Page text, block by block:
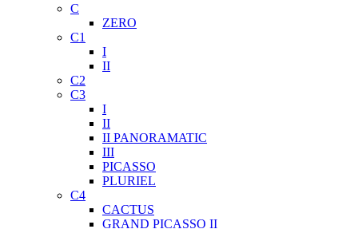
C
ZERO
C1
I
II
C2
C3
I
II
II PANORAMATIC
III
PICASSO
PLURIEL
C4
CACTUS
GRAND PICASSO II